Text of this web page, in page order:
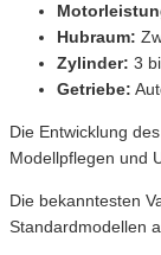
Hubraum:
Zylinder: 3
Getriebe:
Die Entwicklung
Modellpflegen und
Die bekanntesten
Standardmodellen